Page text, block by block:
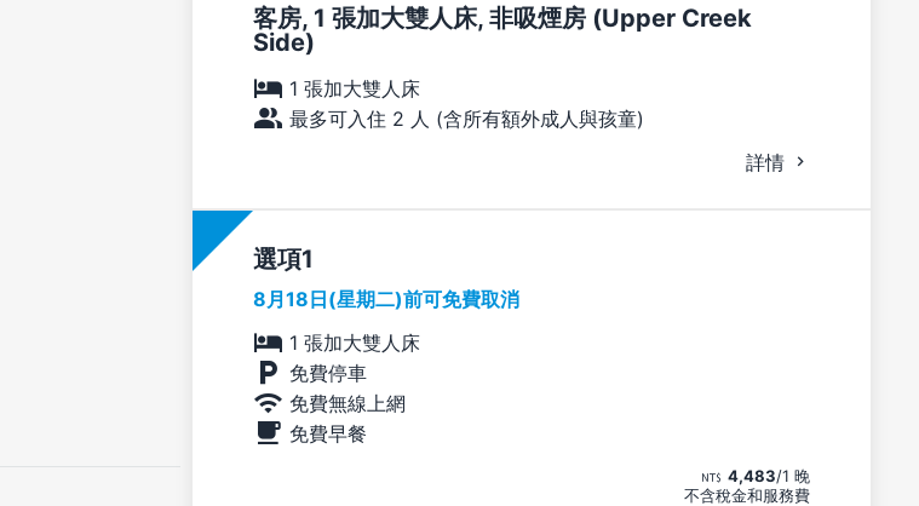
客房, 1 張加大雙人床, 非吸煙房 (Upper Creek
Side)
1 張加大雙人床
最多可入住 2 人 (含所有額外成人與孩童)
詳情
選項
8月18日(星期二)前可免費取消
1 張加大雙人床
免費停車
免費無線上網
免費早餐
4,483/1 晚
不含稅金和服務費